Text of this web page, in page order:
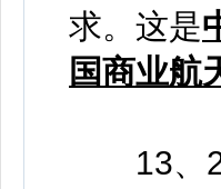
求。这是
国商业航
13、